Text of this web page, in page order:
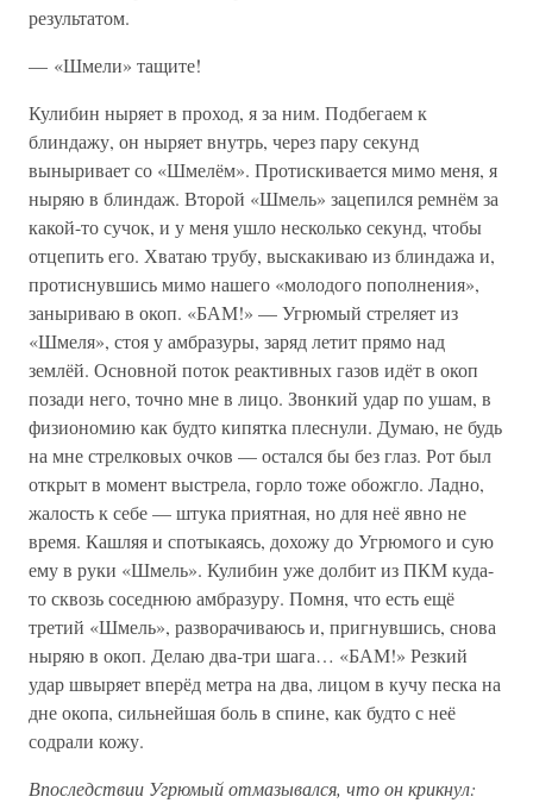
результатом.
— «Шмели» тащите!
Кулибин ныряет в проход, я за ним. Подбегаем к
блиндажу, он ныряет внутрь, через пару секунд
выныривает со «Шмелём». Протискивается мимо меня, я
ныряю в блиндаж. Второй «Шмель» зацепился ремнём за
какой-то сучок, и у меня ушло несколько секунд, чтобы
отцепить его. Хватаю трубу, выскакиваю из блиндажа и,
протиснувшись мимо нашего «молодого пополнения»,
заныриваю в окоп. «БАМ!» — Угрюмый стреляет из
«Шмеля», стоя у амбразуры, заряд летит прямо над
землёй. Основной поток реактивных газов идёт в окоп
позади него, точно мне в лицо. Звонкий удар по ушам, в
физиономию как будто кипятка плеснули. Думаю, не будь
на мне стрелковых очков — остался бы без глаз. Рот был
открыт в момент выстрела, горло тоже обожгло. Ладно,
жалость к себе — штука приятная, но для неё явно не
время. Кашляя и спотыкаясь, дохожу до Угрюмого и сую
ему в руки «Шмель». Кулибин уже долбит из ПКМ куда-
то сквозь соседнюю амбразуру. Помня, что есть ещё
третий «Шмель», разворачиваюсь и, пригнувшись, снова
ныряю в окоп. Делаю два-три шага… «БАМ!» Резкий
удар швыряет вперёд метра на два, лицом в кучу песка на
дне окопа, сильнейшая боль в спине, как будто с неё
содрали кожу.
Впоследствии Угрюмый отмазывался, что он крикнул: